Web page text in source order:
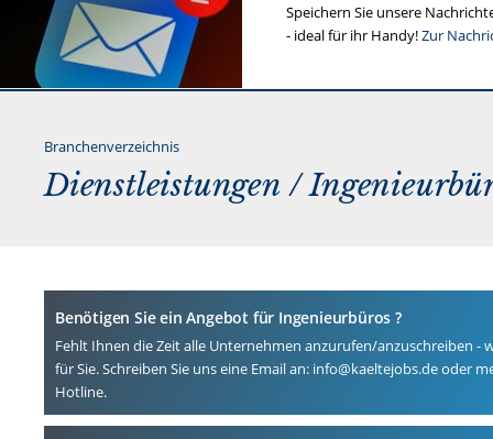
Speichern Sie unsere
- ideal für ihr Handy!Zur
Branchenverzeichnis
Dienstleistungen /
Benötigen Sie ein Angebot für Ingenieurbüros ?
Fehlt Ihnen die Zeit alle Unternehmen anzurufen/anzuschreiben -
für Sie. Schreiben Sie uns eine Email an: info@kaeltejobs.de oder
Hotline.